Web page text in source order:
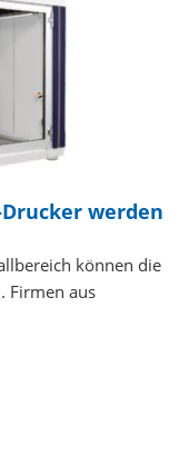
werden
können die
Firmen aus